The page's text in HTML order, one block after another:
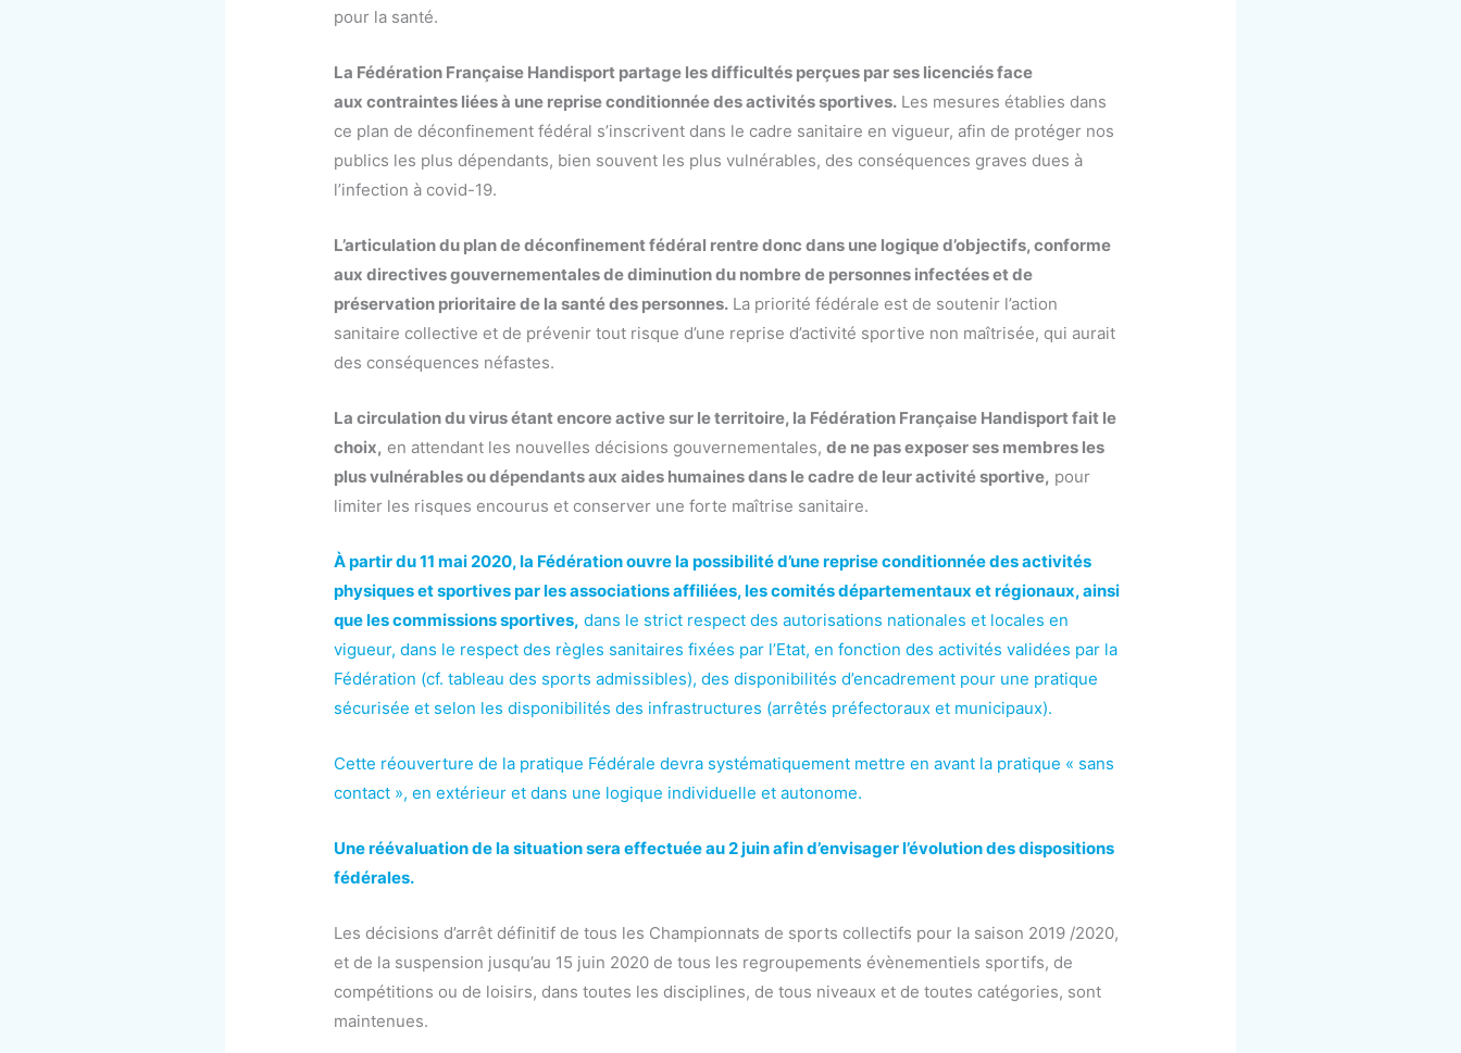
pour la santé.
La Fédération Française Handisport partage les difficultés perçues par ses licenciés face
aux contraintes liées à une reprise conditionnée des activités sportives. Les mesures établies dans
ce plan de déconfinement fédéral s’inscrivent dans le cadre sanitaire en vigueur, afin de protéger nos
publics les plus dépendants, bien souvent les plus vulnérables, des conséquences graves dues à
l’infection à covid-19.
L’articulation du plan de déconfinement fédéral rentre donc dans une logique d’objectifs, conforme
aux directives gouvernementales de diminution du nombre de personnes infectées et de
préservation prioritaire de la santé des personnes. La priorité fédérale est de soutenir l’action
sanitaire collective et de prévenir tout risque d’une reprise d’activité sportive non maîtrisée, qui aurait
des conséquences néfastes.
La circulation du virus étant encore active sur le territoire, la Fédération Française Handisport fait le
choix, en attendant les nouvelles décisions gouvernementales,de ne pas exposer ses membres les
plus vulnérables ou dépendants aux aides humaines dans le cadre de leur activité sportive, pour
limiter les risques encourus et conserver une forte maîtrise sanitaire.
À partir du 11 mai 2020, la Fédération ouvre la possibilité d’une reprise conditionnée des activités
physiques et sportives par les associations affiliées, les comités départementaux et régionaux, ainsi
que les commissions sportives, dans le strict respect des autorisations nationales et locales en
vigueur, dans le respect des règles sanitaires fixées par l’Etat, en fonction des activités validées par la
Fédération (cf. tableau des sports admissibles), des disponibilités d’encadrement pour une pratique
sécurisée et selon les disponibilités des infrastructures (arrêtés préfectoraux et municipaux).
Cette réouverture de la pratique Fédérale devra systématiquement mettre en avant la pratique « sans
contact », en extérieur et dans une logique individuelle et autonome.
Une réévaluation de la situation sera effectuée au 2 juin afin d’envisager l’évolution des dispositions
fédérales.
Les décisions d’arrêt définitif de tous les Championnats de sports collectifs pour la saison 2019 /2020,
et de la suspension jusqu’au 15 juin 2020 de tous les regroupements évènementiels sportifs, de
compétitions ou de loisirs, dans toutes les disciplines, de tous niveaux et de toutes catégories, sont
maintenues.